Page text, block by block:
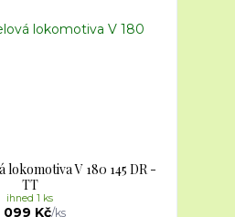
lokomotiva V 180 145 DR -
TT
099 Kč/ks
ihned 1 ks